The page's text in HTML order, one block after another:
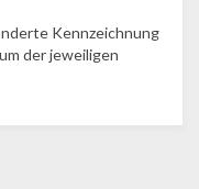
Kennzeichnung
der jeweiligen